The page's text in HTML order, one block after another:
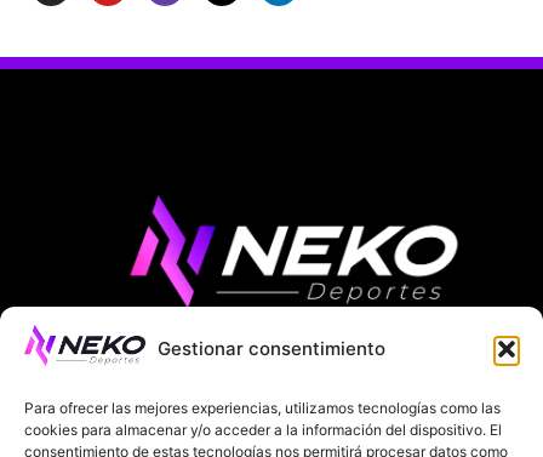
Gestionar consentimiento
Para ofrecer las mejores experiencias, utilizamos tecnologías como las
cookies para almacenar y/o acceder a la información del dispositivo. El
consentimiento de estas tecnologías nos permitirá procesar datos como
ÚLTIMAS NOTICIAS COMPETICIONES EUROPEAS
LA LIGA MUNDIAL 2026 FÚTBOL INTERNACIONAL